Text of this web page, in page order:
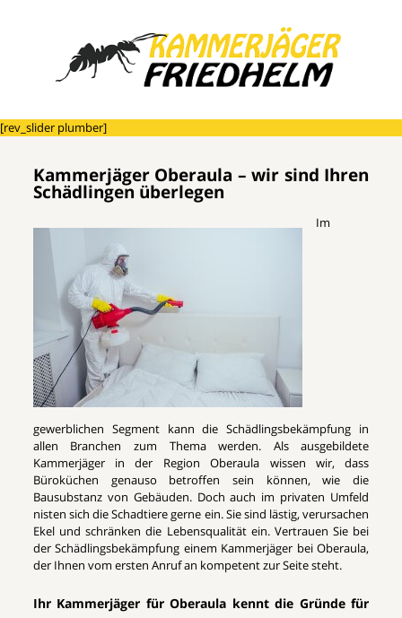
[rev_slider plumber]
Kammerjäger Oberaula – wir sind Ihren
Schädlingen überlegen
Im
gewerblichen Segment kann die Schädlingsbekämpfung in
allen Branchen zum Thema werden. Als ausgebildete
Kammerjäger in der Region Oberaula wissen wir, dass
Büroküchen genauso betroffen sein können, wie die
Bausubstanz von Gebäuden. Doch auch im privaten Umfeld
nisten sich die Schadtiere gerne ein. Sie sind lästig, verursachen
Ekel und schränken die Lebensqualität ein. Vertrauen Sie bei
der Schädlingsbekämpfung einem Kammerjäger bei Oberaula,
der Ihnen vom ersten Anruf an kompetent zur Seite steht.
Ihr Kammerjäger für Oberaula kennt die Gründe für